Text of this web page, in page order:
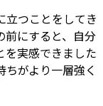
立つことをしてき
前にすると、自分
を実感できました
がより一層強く